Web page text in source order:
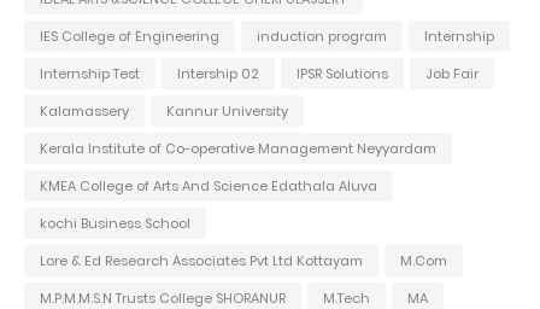
IES College of Engineering
induction program
Internship
Internship Test
Intership 02 IPSR Solutions
Job Fair
Kalamassery
Kannur University
Kerala Institute of Co-operative Management Neyyardam
KMEA College of Arts And Science Edathala Aluva
kochi Business School
Lore & Ed Research Associates Pvt Ltd Kottayam
M.Com
M.P.M.M.S.N Trusts College SHORANUR
M.Tech
MA